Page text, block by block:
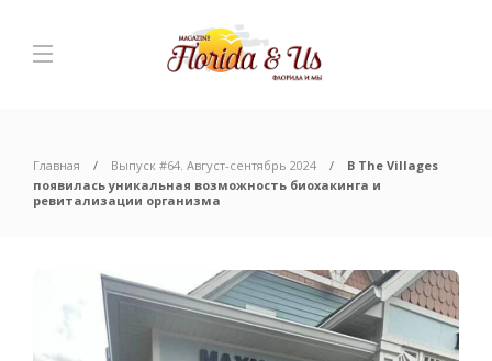
Главная Выпуск #64. Август-сентябрь 2024
В The Villages
появилась уникальная возможность биохакинга и
ревитализации организма